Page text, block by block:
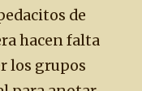
de
hacen falta
los grupos